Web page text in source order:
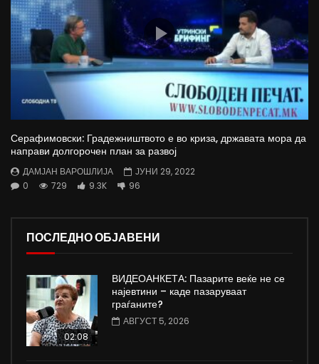
Серафимовски: Градежништвото е во криза, државата мора да
направи долгорочен план за развој
ДАМЈАН ВАРОШЛИЈА
ЈУНИ 29, 2022
0
729 9.3K 96
ПОСЛЕДНО ОБЈАВЕНИ
02:08
ВИДЕОАНКЕТА: Пазарите веќе не се
најевтини – каде пазаруваат
граѓаните?
АВГУСТ 5, 2026